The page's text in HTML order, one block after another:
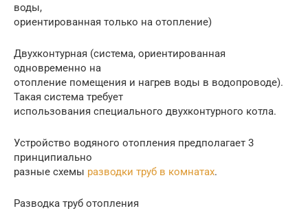
воды,
ориентированная только на отопление)
Двухконтурная (система, ориентированная
одновременно на
отопление помещения и нагрев воды в водопроводе).
Такая система требует
использования специального двухконтурного котла.
Устройство водяного отопления предполагает 3
принципиально
разные схемы разводки труб в комнатах.
Разводка труб отопления